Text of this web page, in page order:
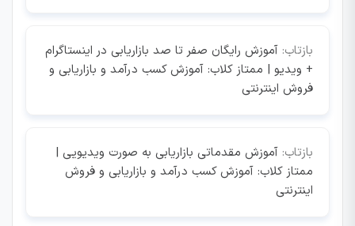
بازتاب: آموزش رایگان صفر تا صد بازاریابی در اینستاگرام
+ ویدیو | ممتاز کلاب: آموزش کسب درآمد و بازاریابی و
فروش اینترنتی
بازتاب: آموزش مقدماتی بازاریابی به صورت ویدیویی |
ممتاز کلاب: آموزش کسب درآمد و بازاریابی و فروش
اینترنتی